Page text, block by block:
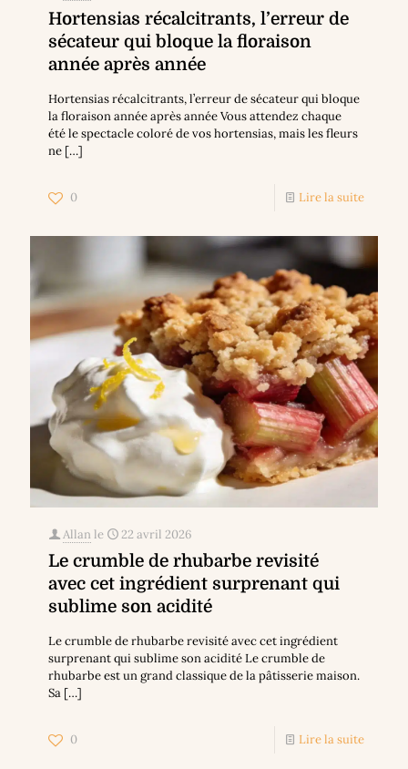
Hortensias récalcitrants, l’erreur de
sécateur qui bloque la floraison
année après année
Hortensias récalcitrants, l’erreur de sécateur qui bloque
la floraison année après année Vous attendez chaque
été le spectacle coloré de vos hortensias, mais les fleurs
ne […]
0 Lire la suite
Allan le 22 avril 2026
Le crumble de rhubarbe revisité
avec cet ingrédient surprenant qui
sublime son acidité
Le crumble de rhubarbe revisité avec cet ingrédient
surprenant qui sublime son acidité Le crumble de
rhubarbe est un grand classique de la pâtisserie maison.
Sa […]
0 Lire la suite